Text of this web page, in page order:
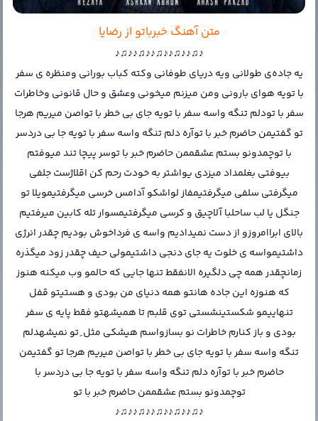
متن آهنگ خبرباتو از رضایا
♪♫♪♪♫♪♪♫♪♪♫♪♪♫♪
یه جاده‌ی طولانی ویه دریای طوفانی وکته کباب بورانی ومنظره ی سفر
با تویه هوای بارونی ومن میزنم میخونی وعشق و حال قانونی وخاطرات
سفر با تودلم تنگه واسه سفر با تویه جای بی خطر با تواصن میریم هرجا
تو گفتیمن حاضرم خبر با توآره دلم تنگه واسه سفر با تویه جا بی دردسر
با توچمدونو بستم عشقممن حاضرم خبر با توسر پیچا تند میوفتم
بیوفتی بغلمداد میزدی یواشتر به خودت رحم کن اقلاژست جلفی
میگرفتی سلفی میگرفتیمفاز لواشکو آدامس خرسی میگرفتیمویلا تو
جنگل یا لب ساحلبا آلاچیق و کرسی میگرفتیمسوار تله کابین میرفتیم
بالای ابراامروزو از دست نمیدادیم واسه ی فرداخوش بودیم چقدر انرژی
داشتیمواسه ی خلوت یه جای دنجی داشتیمولی حیف چقدر زود میگذره
زمانچقدر همه چی دلگیره الانفقط تنها جایی که حالمو وب میکنه هنوز
که هنوزه این جاده هانتو همه دنیای من بودی و هستیتو قفل
تنهاییمو شکستینشستی توی قلبم تا همیشهتو فقط پایه ی سفر
بودی و باز کنارم خاطرات نو بسازواسم هیشکی مثل ِ تو نمیشهدلم
تنگه واسه سفر با تویه جای بی خطر با تواصن میریم هرجا تو گفتیمن
حاضرم خبر با توآره دلم تنگه واسه سفر با تویه جا بی دردسر با
توچمدونو بستم عشقممن حاضرم خبر با تو
♪♫♪♪♫♪♪♫♪♪♫♪♪♫♪